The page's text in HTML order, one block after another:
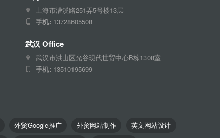
上海市漕溪路251弄5号楼13层
手机: 13728605508
武汉 Office
武汉市洪山区光谷现代世贸中心B栋1308室
手机: 13510195699
外贸Google推广 外贸网站制作 英文网站设计